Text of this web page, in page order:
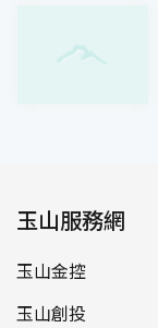
玉山服務網
玉山金控
玉山創投